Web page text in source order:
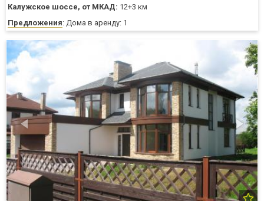
Калужское шоссе, от МКАД: 12+3 км
Предложения: Дома в аренду: 1